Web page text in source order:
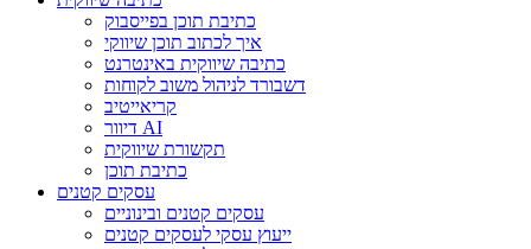
כתיבת תוכן בפייסבוק
איך לכתוב תוכן שיווקי
כתיבה שיווקית באינטרנט
דשבורד לניהול משוב לקוחות
קריאייטיב
דיוור AI
תקשורת שיווקית
כתיבת תוכן
עסקים קטנים
עסקים קטנים ובינוניים
ייעוץ עסקי לעסקים קטנים